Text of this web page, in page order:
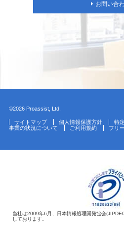
お問い合
©2026 Proassist, Ltd.
サイトマップ 個人情報保護方針 特
事業の状況について
ご利用規約 フリ
当社は2009年6月、日本情報処理開発協会
しております。